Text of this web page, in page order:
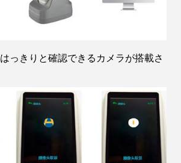
っきりと確認できるカメラが搭載さ